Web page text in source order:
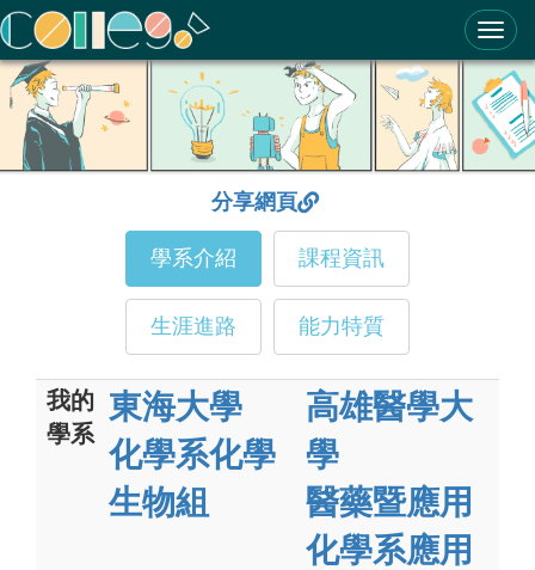
ColleGo! 大學選才與高中育才輔助系統
分享網頁
學系介紹 課程資訊
生涯進路 能力特質
我的
學系
東海大學
化學系化學
生物組
高雄醫學大
學
醫藥暨應用
化學系應用